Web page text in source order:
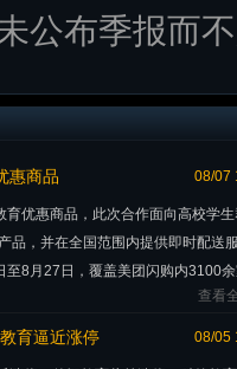
公布季报而
08/07
惠商品
优惠商品，此次合作面向高校学
品，并在全国范围内提供即时配送
8月27日，覆盖美团闪购内3100
售价与其他线上线下渠道保持一致。
查看
08/05
育逼近涨停